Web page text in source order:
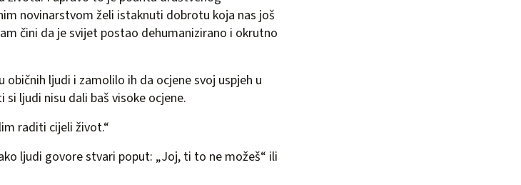
novinarstvom želi istaknuti dobrotu koja nas još
čini da je svijet postao dehumanizirano i okrutno
običnih ljudi i zamolilo ih da ocjene svoj uspjeh u
ljudi nisu dali baš visoke ocjene.
raditi cijeli život.“
ljudi govore stvari poput: „Joj, ti to ne možeš“ ili